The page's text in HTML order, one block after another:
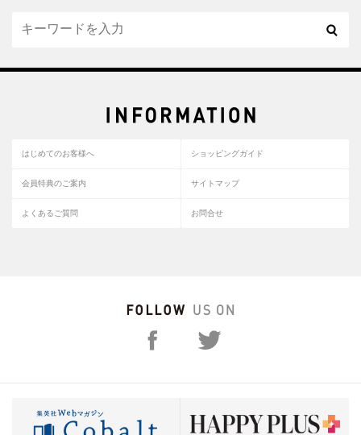
はじめてのお客様へ ショッピングガイド
会員特典のご案内 サイトマップ
よくあるご質問 お問合せ